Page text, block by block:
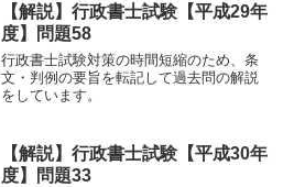
【解説】行政書士試験【平成29年
度】問題58
行政書士試験対策の時間短縮のため、条
文・判例の要旨を転記して過去問の解説
をしています。
【解説】行政書士試験【平成30年
度】問題33